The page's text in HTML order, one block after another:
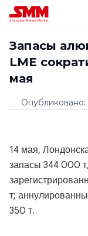
Запасы
LME
мая
Опубликовано:
14 мая,
запасы 344 000
т;
350 т.